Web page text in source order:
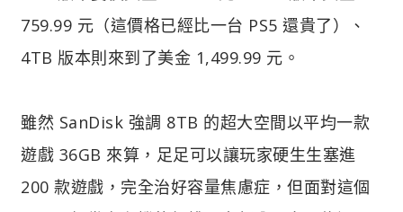
759.99 元（這價格已經比一台 PS5 還貴了）、
4TB 版本則來到了美金 1,499.99 元。
雖然 SanDisk 強調 8TB 的超大空間以平均一款
遊戲 36GB 來算，足足可以讓玩家硬生生塞進
200 款遊戲，完全治好容量焦慮症，但面對這個